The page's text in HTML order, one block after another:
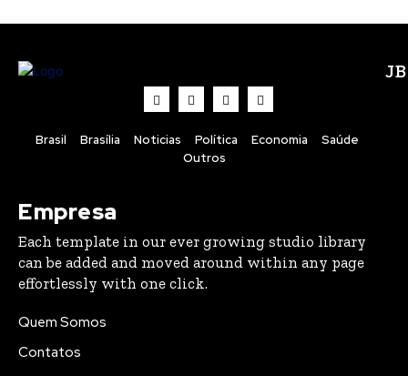
Brasil Brasília Noticias Política Economia
Saúde
Outros
Empresa
Each template in our ever growing studio library
can be added and moved around within any page
effortlessly with one click.
Quem Somos
Contatos